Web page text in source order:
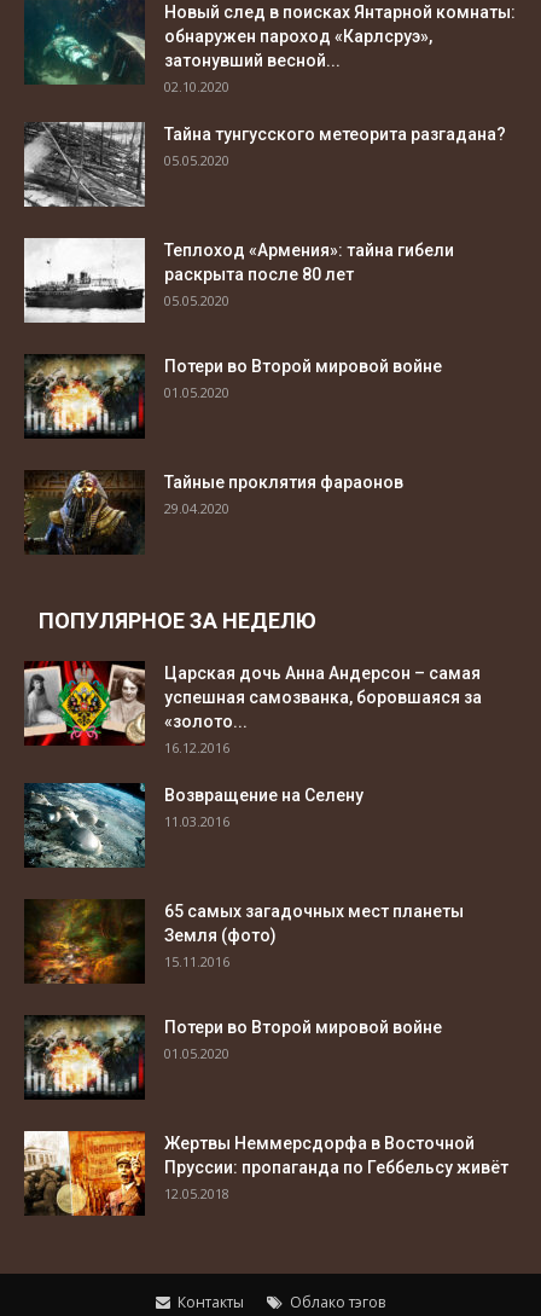
Новый след в поисках Янтарной комнаты:
обнаружен пароход «Карлсруэ»,
затонувший весной...
02.10.2020
Тайна тунгусского метеорита разгадана?
05.05.2020
Теплоход «Армения»: тайна гибели
раскрыта после 80 лет
05.05.2020
Потери во Второй мировой войне
01.05.2020
Тайные проклятия фараонов
29.04.2020
ПОПУЛЯРНОЕ ЗА НЕДЕЛЮ
Царская дочь Анна Андерсон – самая
успешная самозванка, боровшаяся за
«золото...
16.12.2016
Возвращение на Селену
11.03.2016
65 самых загадочных мест планеты
Земля (фото)
15.11.2016
Потери во Второй мировой войне
01.05.2020
Жертвы Неммерсдорфа в Восточной
Пруссии: пропаганда по Геббельсу живёт
12.05.2018
Контакты Облако тэгов